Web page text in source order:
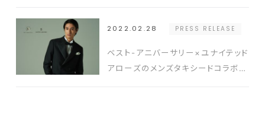
2022.02.28
PRESS RELEASE
ベスト-アニバーサリー×ユナイテッド
アローズのメンズタキシードコラボ企